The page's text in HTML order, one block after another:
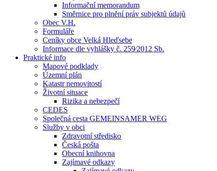
Informační memorandum
Směrnice pro plnění práv subjektů údajů
Obec V.H.
Formuláře
Ceníky obce Velká Hleďsebe
Informace dle vyhlášky č. 259⁄2012 Sb.
Praktické info
Mapové podklady
Územní plán
Katastr nemovitostí
Životní situace
Rizika a nebezpečí
CEDES
Společná cesta GEMEINSAMER WEG
Služby v obci
Zdravotní středisko
Česká pošta
Obecní knihovna
Zajímavé odkazy